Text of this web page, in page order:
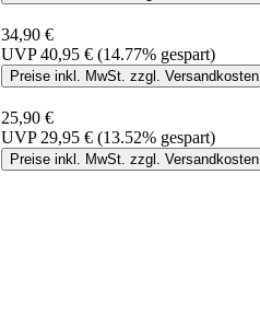
34,90 €
UVP40,95 € (14.77% gespart)
Preise inkl. MwSt. zzgl. Versandkosten
25,90 €
UVP 29,95 € (13.52% gespart)
Preise inkl. MwSt. zzgl. Versandkosten